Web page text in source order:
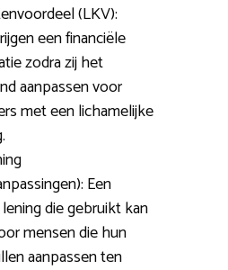
(LKV):
een financiële
zodra zij het
aanpassen voor
met een lichamelijke
Een
die gebruikt kan
mensen die hun
aanpassen ten